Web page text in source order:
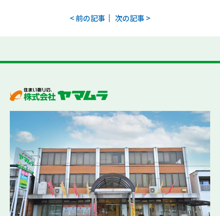
< 前の記事 ｜ 次の記事 >